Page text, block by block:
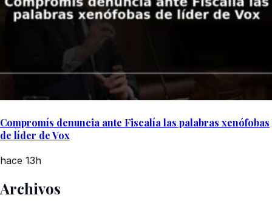
Compromís denuncia ante Fiscalía las palabras xenófobas
de líder de Vox
hace 13h
Archivos